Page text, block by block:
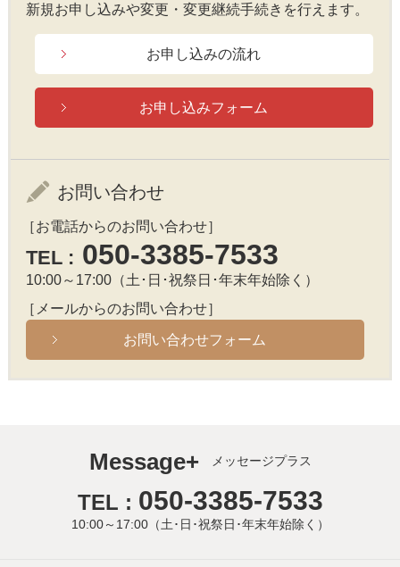
新規お申し込みや変更・変更継続手続きを行えます。
お申し込みの流れ
お申し込みフォーム
お問い合わせ
［お電話からのお問い合わせ］
TEL : 050-3385-7533
10:00～17:00（土･日･祝祭日･年末年始除く）
［メールからのお問い合わせ］
お問い合わせフォーム
Message+メッセージプラス
TEL : 050-3385-7533
10:00～17:00（土･日･祝祭日･年末年始除く）